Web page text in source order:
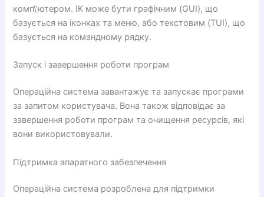
комп\’ютером. ІК може бути графічним (GUI), що
базується на іконках та меню, або текстовим (TUI), що
базується на командному рядку.
Запуск і завершення роботи програм
Операційна система завантажує та запускає програми
за запитом користувача. Вона також відповідає за
завершення роботи програм та очищення ресурсів, які
вони використовували.
Підтримка апаратного забезпечення
Операційна система розроблена для підтримки